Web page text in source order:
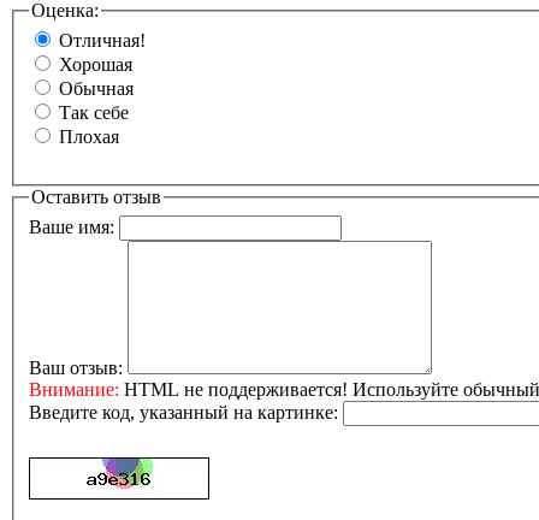
Оценка:
Отличная!
Хорошая
Обычная
Так себе
Плохая
Оставить отзыв
Ваше имя:
Ваш отзыв:
Внимание: HTML не поддерживается! Используйте обычный
Введите код, указанный на картинке: